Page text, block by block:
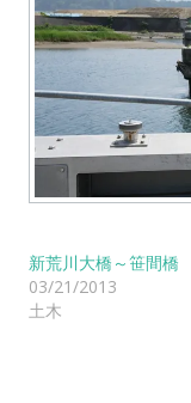
新荒川大橋～笹間橋
03/21/2013
土木